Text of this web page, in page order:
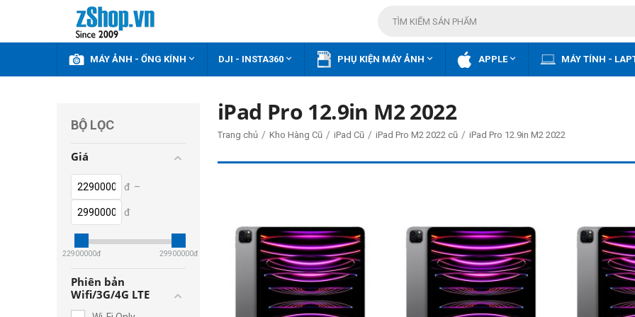
KHUYẾN MÃI
MÁY ẢNH - ỐNG KÍNH  DJI - INSTA360  PHỤ KIỆN MÁY ẢNH  APPLE MÁY TÍNH -
BỘ LỌC
Giá
đ –
đ
22900000đ 29900000đ
Phiên bản
Wifi/3G/4G LTE
iPad Pro 12.9in M2 2022
Trang chủ / Kho Hàng Cũ / iPad Cũ / iPad Pro M2 2022 cũ / iPad Pro 12.9in M2 2022